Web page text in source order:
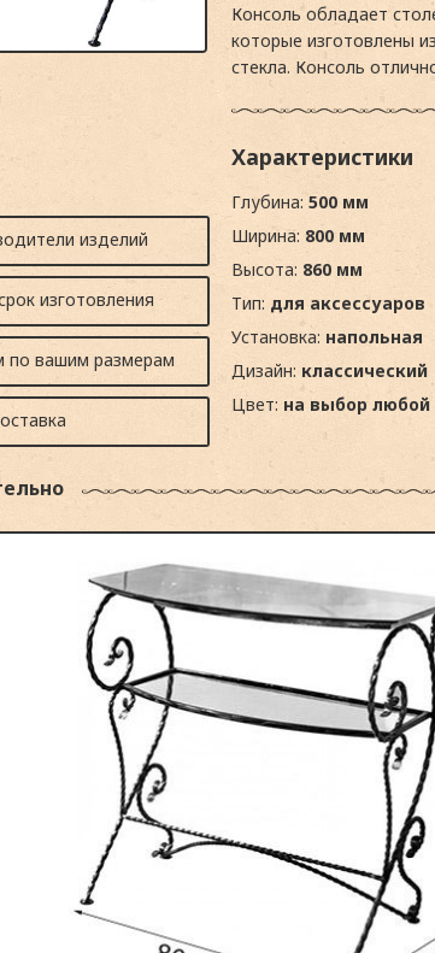
изделий
изготовления
по вашим размерам
Консоль обладает
которые изготовлены
стекла. Консоль
Характеристики
Глубина: 500 мм
Ширина: 800 мм
Высота: 860 мм
Тип: для аксессуаров
Установка: напольная
Дизайн: классический
Цвет: на выбор любой